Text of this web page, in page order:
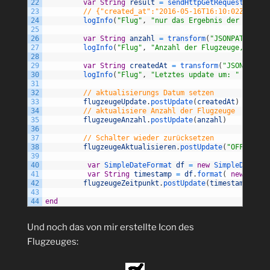
22
23
24
25
26
27
28
29
30
31
32
33
34
35
36
37
38
39
40
41
42
43
44
var String result = sendHttpGetRequest
// {"created_at":"2016-05-
logInfo( "Flug" , "nur das Ergebnis der
var String anzahl = transform( "JSONPATH"
logInfo( "Flug" , "Anzahl der Flugzeuge,
var String createdAt = transform( "JSONPATH"
logInfo( "Flug" , "Letztes update um: "
// aktualisierungs Datum setzen
flugzeugeUpdate. postUpdate( createdAt )
// aktualisiere Anzahl der Flugzeuge
flugzeugeAnzahl . postUpdate(anzahl )
// Schalter wieder zurücksetzen
flugzeugeAktualisieren. postUpdate( "OFF"
var SimpleDateFormat df = new
var String timestamp = df. format ( new
flugzeugeZeitpunkt . postUpdate(timestamp
end
Und noch das von mir erstellte Icon des
Flugzeuges: